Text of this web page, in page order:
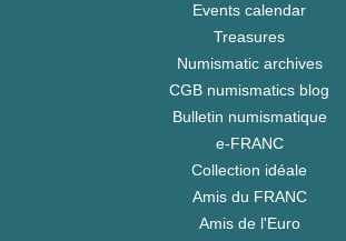
Events calendar
Treasures
Numismatic archives
CGB numismatics blog
Bulletin numismatique
e-FRANC
Collection idéale
Amis du FRANC
Amis de l'Euro